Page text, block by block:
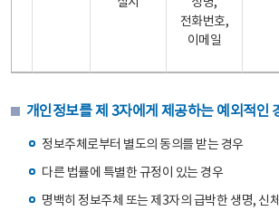
전화번호,
이메일
개인정보를 제 3자에게 제공하는 예외적인
정보주체로부터 별도의 동의를 받는 경우
다른 법률에 특별한 규정이 있는 경우
명백히 정보주체 또는 제3자의 급박한 생명, 신